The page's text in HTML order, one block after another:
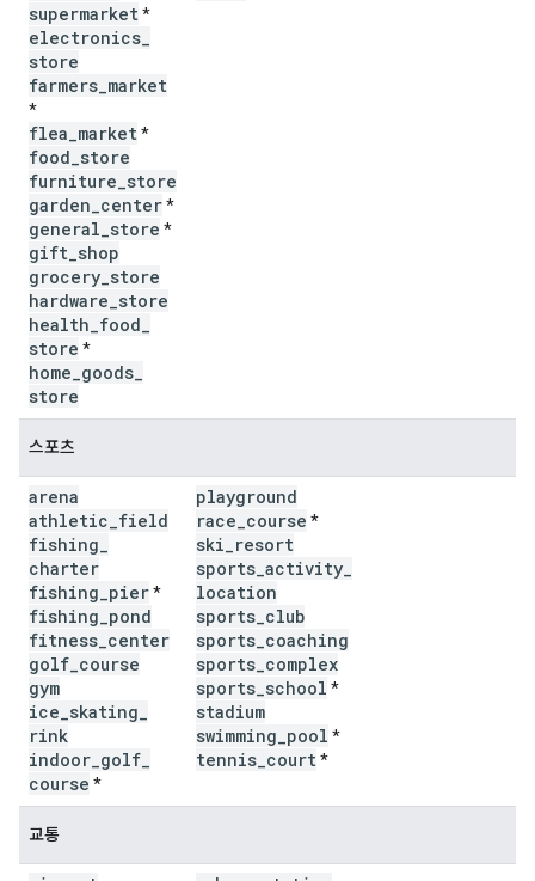
supermarket*
electronics
store
farmers market
*
flea market*
food store
furniture store
garden center*
general store *
gift shop
grocery store
hardware store
health food
store *
home goods
store
스포츠
arena
athletic field
fishing
charter
fishing pier*
fishing pond
fitness center
golf course
gym
ice skating
rink
indoor golf
course *
playground
race course *
ski resort
sports activity
location
sports club
sports coaching
sports complex
sports school *
stadium
swimming pool *
tennis court*
교통